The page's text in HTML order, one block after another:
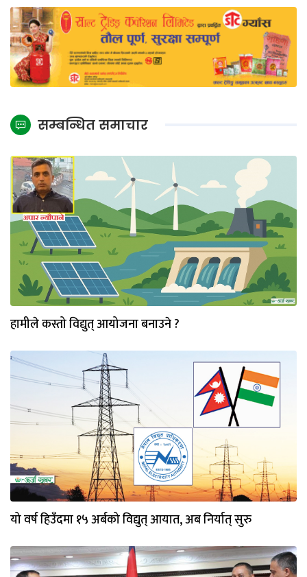
सम्बन्धित समाचार
हामीले कस्तो विद्युत् आयोजना बनाउने ?
यो वर्ष हिउँदमा १५ अर्बको विद्युत् आयात, अब निर्यात् सुरु